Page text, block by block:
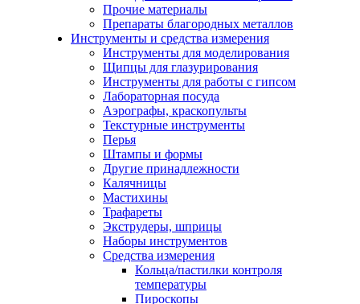
Прочие материалы
Препараты благородных металлов
Инструменты и средства измерения
Инструменты для моделирования
Щипцы для глазурирования
Инструменты для работы с гипсом
Лабораторная посуда
Аэрографы, краскопульты
Текстурные инструменты
Перья
Штампы и формы
Другие принадлежности
Калячницы
Мастихины
Трафареты
Экструдеры, шприцы
Наборы инструментов
Средства измерения
Кольца/пастилки контроля
температуры
Пироскопы